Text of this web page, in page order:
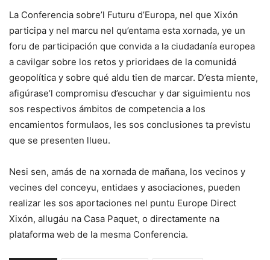
La Conferencia sobre’l Futuru d’Europa, nel que Xixón
participa y nel marcu nel qu’entama esta xornada, ye un
foru de participación que convida a la ciudadanía europea
a cavilgar sobre los retos y prioridaes de la comunidá
geopolítica y sobre qué aldu tien de marcar. D’esta miente,
afigúrase’l compromisu d’escuchar y dar siguimientu nos
sos respectivos ámbitos de competencia a los
encamientos formulaos, les sos conclusiones ta previstu
que se presenten llueu.
Nesi sen, amás de na xornada de mañana, los vecinos y
vecines del conceyu, entidaes y asociaciones, pueden
realizar les sos aportaciones nel puntu Europe Direct
Xixón, allugáu na Casa Paquet, o directamente na
plataforma web de la mesma Conferencia.